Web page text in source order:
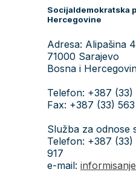
Socijaldemokratska
Hercegovine
Adresa: Alipašina
71000 Sarajevo
Bosna i
Telefon: +387 (33)
Fax: +387 (33)
Služba za odnose
Telefon: +387 (33)
917
e-mail: